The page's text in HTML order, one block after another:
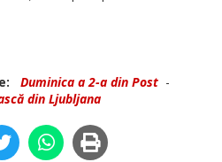
Duminica a 2-a din Post -
din Ljubljana